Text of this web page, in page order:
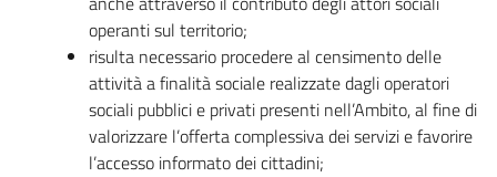
operanti sul territorio;
risulta necessario procedere al censimento delle
attività a finalità sociale realizzate dagli operatori
sociali pubblici e privati presenti nell’Ambito, al fine di
valorizzare l’offerta complessiva dei servizi e favorire
l’accesso informato dei cittadini;